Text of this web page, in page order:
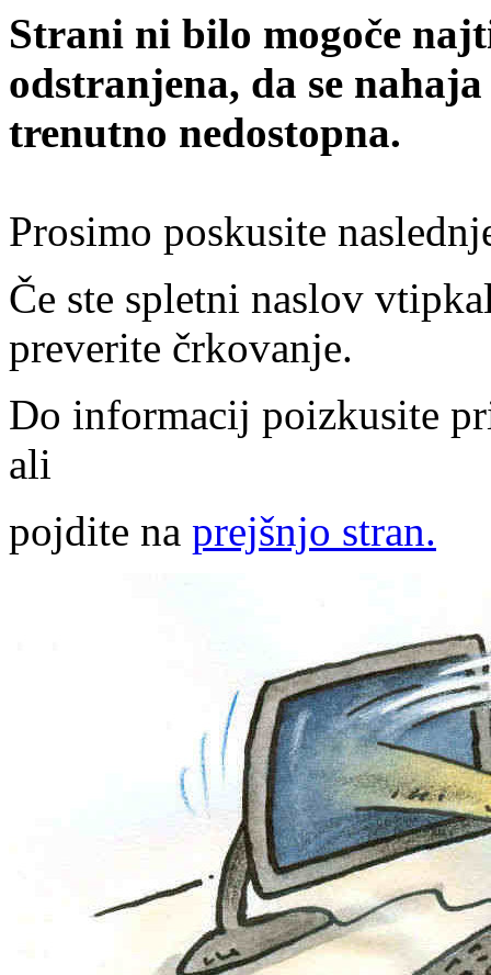
Strani ni bilo mogoče
odstranjena, da se
trenutno nedostopna.
Prosimo poskusite
Če ste spletni naslov
preverite črkovanje.
Do informacij poizkusite
ali
pojdite na prejšnjo stran.